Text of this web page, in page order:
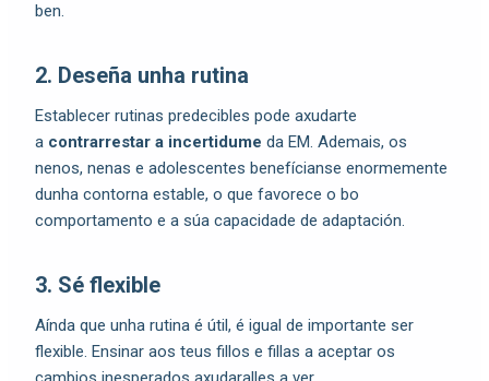
ben.
2. Deseña unha rutina
Establecer rutinas predecibles pode axudarte
a contrarrestar a incertidume da EM. Ademais, os
nenos, nenas e adolescentes benefícianse enormemente
dunha contorna estable, o que favorece o bo
comportamento e a súa capacidade de adaptación.
3. Sé flexible
Aínda que unha rutina é útil, é igual de importante ser
flexible. Ensinar aos teus fillos e fillas a aceptar os